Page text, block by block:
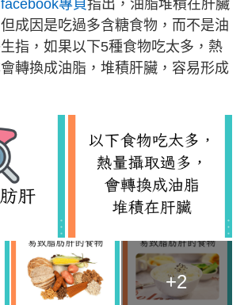
facebook專頁指出，油脂堆積在肝臟
成因是吃過多含糖食物，而不是油
指，如果以下5種食物吃太多，熱
轉換成油脂，堆積肝臟，容易形成
+2